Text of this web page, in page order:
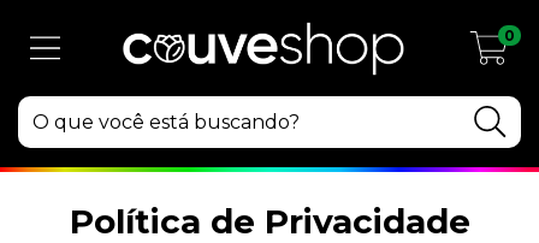
0
Política de Privacidade